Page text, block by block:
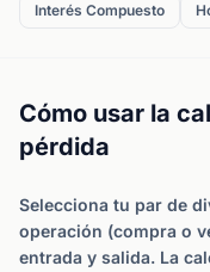
Interés Compuesto
Cómo usar la
pérdida
Selecciona tu par de
operación (compra o
entrada y salida. La